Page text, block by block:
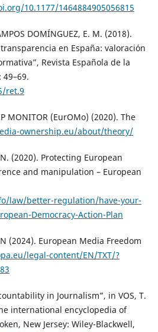
10.1177/1464884905056815
DOMÍNGUEZ, E. M. (2018).
en España: valoración
Revista Española de la
ret.9
MONITOR (EurOMo) (2020). The
ownership.eu/about/theory/
(2020). Protecting European
and manipulation – European
law/better-regulation/have-your-
Democracy-Action-Plan
(2024). European Media Freedom
legal-content/EN/TXT/?
in Journalism”, in VOS, T.
international encyclopedia of
New Jersey: Wiley-Blackwell,